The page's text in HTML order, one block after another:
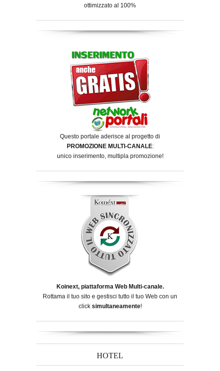
ottimizzato al 100%
Questo portale aderisce al progetto di
PROMOZIONE MULTI-CANALE:
unico inserimento, multipla promozione!
Koinext, piattaforma Web Multi-canale.
Rottama il tuo sito e gestisci tutto il tuo Web con un
click simultaneamente!
HOTEL